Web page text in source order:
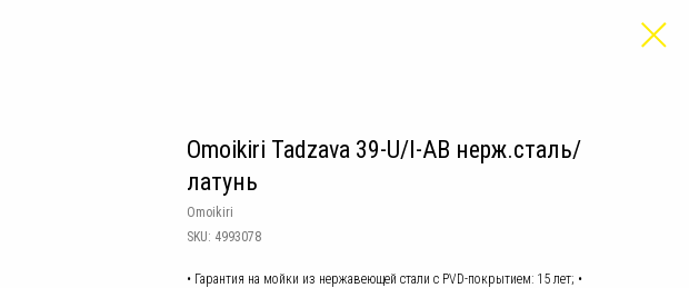
Omoikiri Tadzava 39-U/I-AB нерж.сталь/
латунь
Omoikiri
SKU: 4993078
• Гарантия на мойки из нержавеющей стали с PVD-покрытием: 15 лет; •